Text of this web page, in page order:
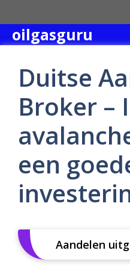
to
content
oilgasguru
Duitse
Broker –
een
Aandelen